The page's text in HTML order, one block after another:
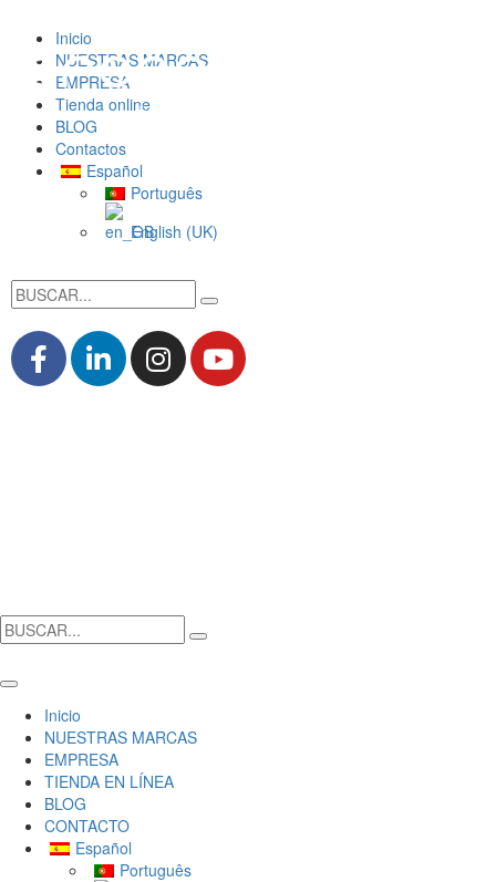
Inicio
NUESTRAS MARCAS
EMPRESA
Tienda online
BLOG
Contactos
Español
Português
English (UK)
Inicio
NUESTRAS MARCAS
EMPRESA
TIENDA EN LÍNEA
BLOG
CONTACTO
Español
Português